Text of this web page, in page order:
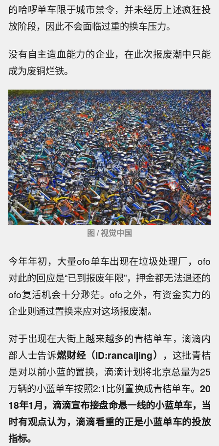
的哈啰单车限于城市禁令，并未经历上述疯狂投
放阶段，因此不会面临过重的换车压力。
没有自主造血能力的企业，在此次报废潮中只能
成为废铜烂铁。
图 / 视觉中国
今年年初，大量ofo单车出现在垃圾处理厂，ofo
对此的回应是“已到报废年限”，押金都无法退还的
ofo复活机会十分渺茫。ofo之外，有资金实力的
企业则通过置换来应对这场报废潮。
对于出现在大街上越来越多的青桔单车，滴滴内
部人士告诉燃财经（ID:rancaijing） ，这批青桔
是对以前小蓝的置换，滴滴计划将北京总量为25
万辆的小蓝单车按照2:1比例置换成青桔单车。 20
18年1月，滴滴宣布接盘命悬一线的小蓝单车，当
时有观点认为，滴滴看重的正是小蓝单车的投放
指标。